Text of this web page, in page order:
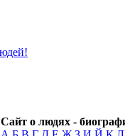
Сайт о людях -